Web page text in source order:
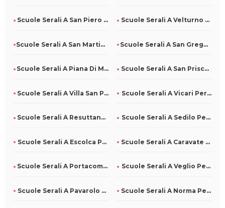
Scuole Serali A San Piero Patti Per Tutti Scuole Serali A Velturno Per Tutti
Scuole Serali A San Martino Sulla Marrucina Per Tutti Scuole Serali A San Gregorio Magno Per Tutti
Scuole Serali A Piana Di Monte Verna Per Tutti Scuole Serali A San Prisco Per Tutti
Scuole Serali A Villa San Pietro Per Tutti Scuole Serali A Vicari Per Tutti
Scuole Serali A Resuttano Per Tutti Scuole Serali A Sedilo Per Tutti
Scuole Serali A Escolca Per Tutti Scuole Serali A Caravate Per Tutti
Scuole Serali A Portacomaro Per Tutti Scuole Serali A Veglio Per Tutti
Scuole Serali A Pavarolo Per Tutti Scuole Serali A Norma Per Tutti